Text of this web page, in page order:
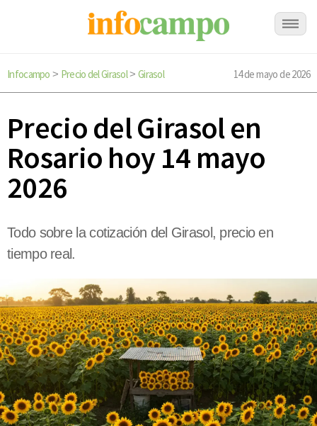
Infocampo > Precio del Girasol> Girasol 14 de mayo de 2026
Precio del Girasol en
Rosario hoy 14 mayo
2026
Todo sobre la cotización del Girasol, precio en
tiempo real.